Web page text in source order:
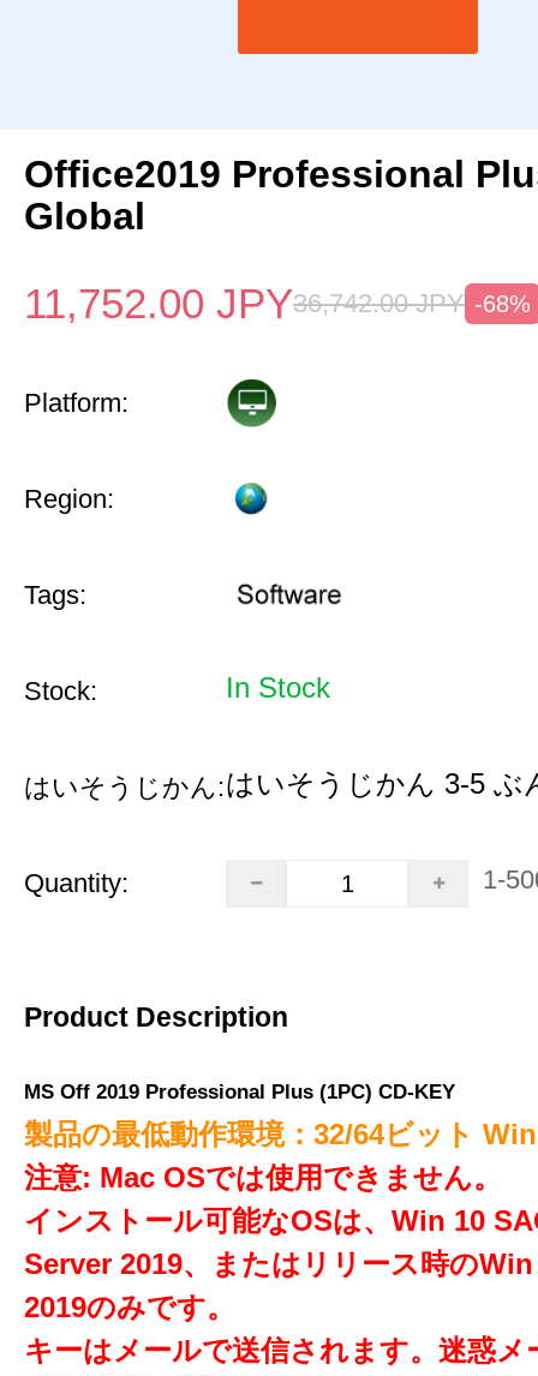
Office2019 Professional
Global
11,752.00 JPY36,742.00 JPY -68%
Platform:
Region:
Tags:
Stock: In Stock
はいそうじかん:はいそうじかん 3-5 ぶ
Quantity: 1-
Product Description
MS Off 2019 Professional Plus (1PC) CD-KEY
製品の最低動作環境：32/64ビット
注意: Mac OSでは使用できません。
インストール可能なOSは、Win 10
Server 2019、またはリリース時の
2019のみです。
キーはメールで送信されます。迷惑メ